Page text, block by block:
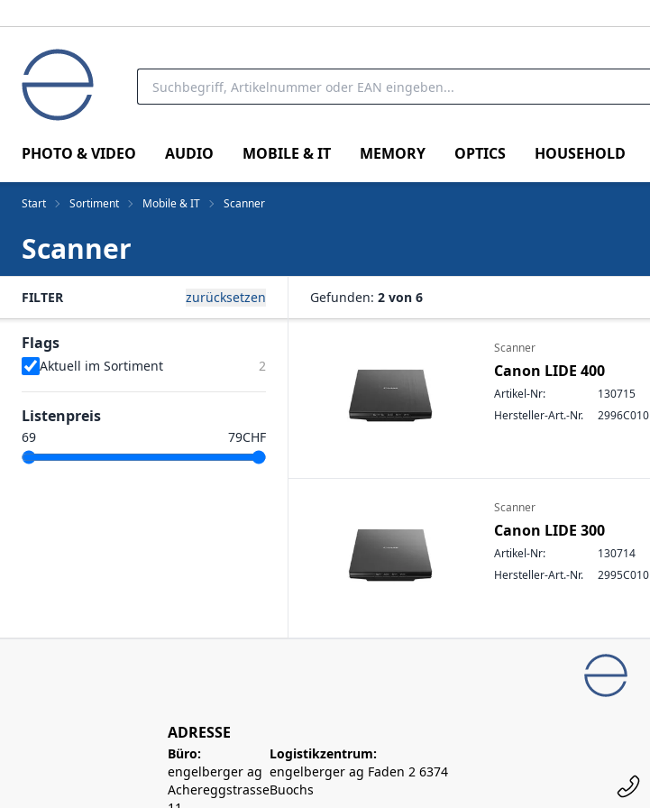
PHOTO & VIDEO AUDIO MOBILE & IT MEMORY OPTICS HOUSEHOLD
Start Sortiment Mobile & IT Scanner
Scanner
FILTER zurücksetzen
Flags
Aktuell im Sortiment 2
Listenpreis
CHF
Gefunden: 2 von 6
Scanner
Canon LIDE 400
Artikel-Nr:
130715
Hersteller-Art.-Nr.
2996C010
Scanner
Canon LIDE 300
Artikel-Nr:
130714
Hersteller-Art.-Nr.
2995C010
ADRESSE
Büro:
engelberger ag
Achereggstrasse
Logistikzentrum:
engelberger ag Faden 2 6374
Buochs